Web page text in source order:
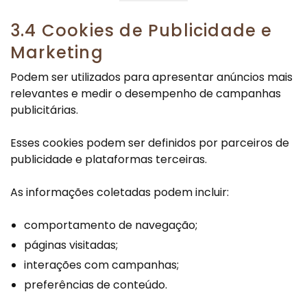
3.4 Cookies de Publicidade e
Marketing
Podem ser utilizados para apresentar anúncios mais
relevantes e medir o desempenho de campanhas
publicitárias.
Esses cookies podem ser definidos por parceiros de
publicidade e plataformas terceiras.
As informações coletadas podem incluir:
comportamento de navegação;
páginas visitadas;
interações com campanhas;
preferências de conteúdo.